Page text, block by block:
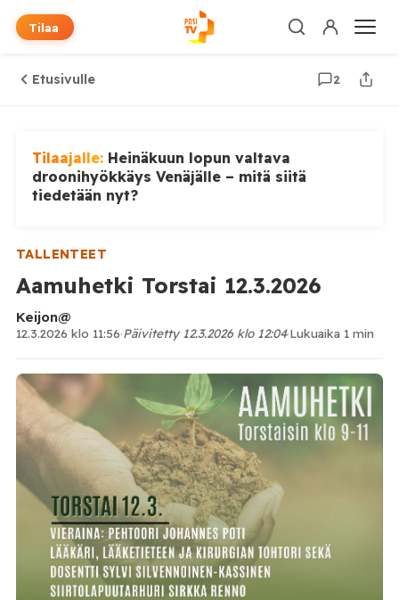
Tilaa
Etusivulle 2
Tilaajalle: Heinäkuun lopun valtava
droonihyökkäys Venäjälle – mitä siitä
tiedetään nyt?
TALLENTEET
Aamuhetki Torstai 12.3.2026
Keijon@
12.3.2026 klo 11:56·Päivitetty 12.3.2026 klo 12:04·Lukuaika 1 min